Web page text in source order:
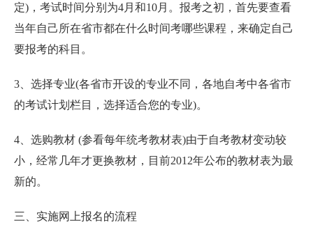
定)，考试时间分别为4月和10月。报考之初，首先要查看
当年自己所在省市都在什么时间考哪些课程，来确定自己
要报考的科目。
3、选择专业(各省市开设的专业不同，各地自考中各省市
的考试计划栏目，选择适合您的专业)。
4、选购教材 (参看每年统考教材表)由于自考教材变动较
小，经常几年才更换教材，目前2012年公布的教材表为最
新的。
三、实施网上报名的流程